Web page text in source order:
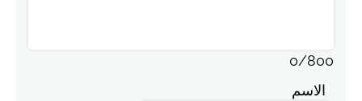
0/800
الاسم